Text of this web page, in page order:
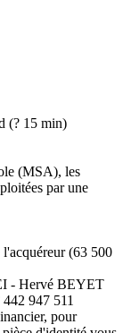
(? 15 min)
(MSA), les
par une
(63 500
- Hervé BEYET
947 511
pour